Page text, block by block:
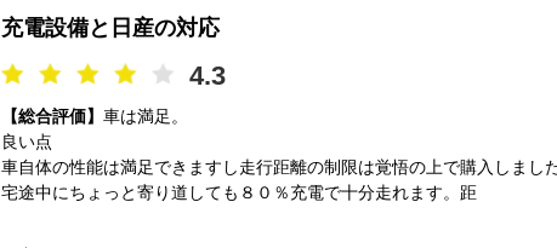
充電設備と日産の対応
4.3
【総合評価】 車は満足。
良い点
車自体の性能は満足できますし走行距離の制限は覚悟の上で購入しまし
宅途中にちょっと寄り道しても８０％充電で十分走れます。距